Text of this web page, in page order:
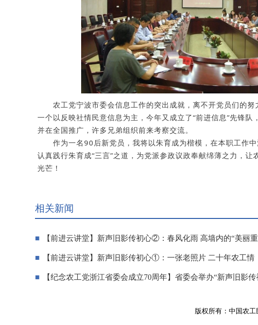
农工党宁波市委会信息工作的突出成就，离不开党员们的
一个以反映社情民意信息为主，今年又成立了“前进信息”先锋
并在全国推广，许多兄弟组织前来考察交流。
作为一名90后新党员，我将以朱育成为楷模，在本职工作
认真践行朱育成“三言”之道，为党派参政议政奉献绵薄之力，
光芒！
相关新闻
【前进云讲堂】新声旧影传初心②：春风化雨 高墙内的“美丽
【前进云讲堂】新声旧影传初心①：一张老照片 二十年农工情
【纪念农工党浙江省委会成立70周年】省委会举办“新声旧影
版权所有：中国农